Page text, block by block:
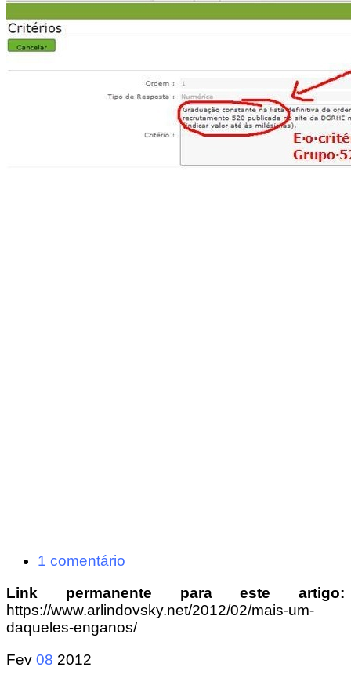
1 comentário
Link permanente para este artigo:
https://www.arlindovsky.net/2012/02/mais-um-
daqueles-enganos/
Fev 08 2012